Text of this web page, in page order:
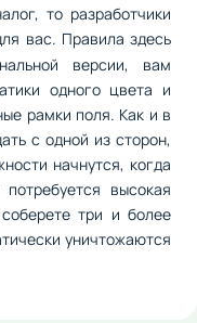
то разработчики
вас. Правила здесь
версии, вам
одного цвета и
рамки поля. Как и в
с одной из сторон,
начнутся, когда
высокая
три и более
уничтожаются